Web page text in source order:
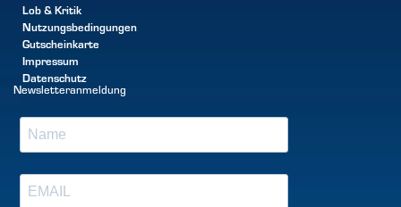
Lob & Kritik
Nutzungsbedingungen
Gutscheinkarte
Impressum
Datenschutz
Newsletteranmeldung